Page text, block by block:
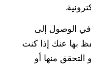
الوصول إلى
بها عنك إذا كنت
منها أو